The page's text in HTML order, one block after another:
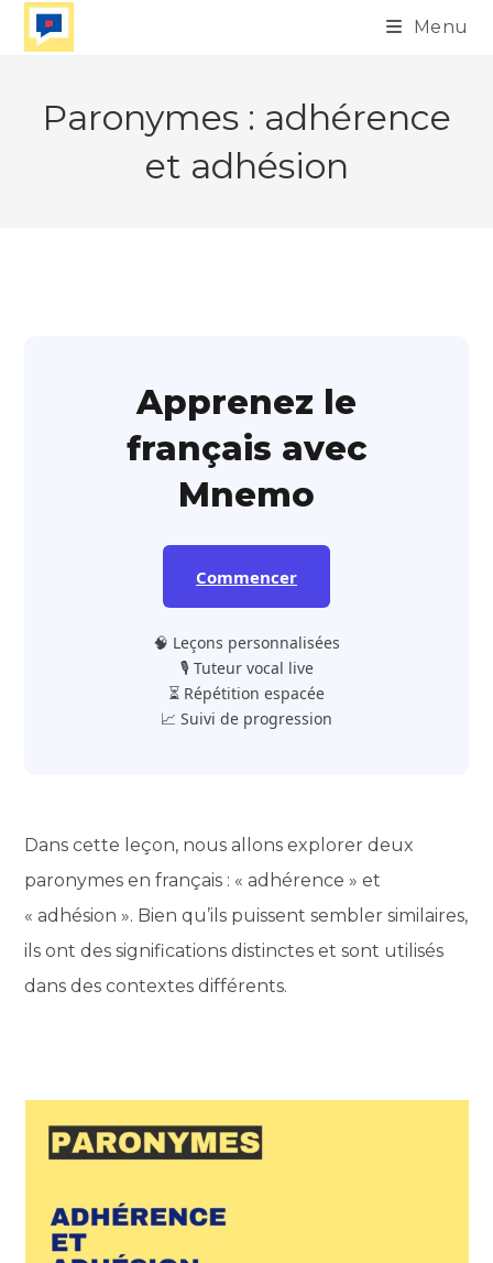
Skip
Menu
Paronymes : adhérence
et adhésion
Apprenez le
français avec
Mnemo
Commencer
🧠 Leçons personnalisées
🎙️ Tuteur vocal live
⏳ Répétition espacée
📈 Suivi de progression
Dans cette leçon, nous allons explorer deux
paronymes en français : « adhérence » et
« adhésion ». Bien qu’ils puissent sembler similaires,
ils ont des significations distinctes et sont utilisés
dans des contextes différents.